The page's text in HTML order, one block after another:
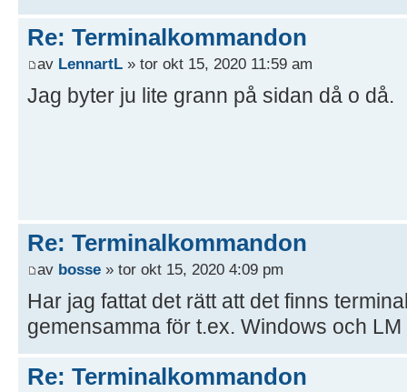
Re: Terminalkommandon
av LennartL » tor okt 15, 2020 11:59 am
Jag byter ju lite grann på sidan då o då.
Re: Terminalkommandon
av bosse » tor okt 15, 2020 4:09 pm
Har jag fattat det rätt att det finns
gemensamma för t.ex. Windows och LM
Re: Terminalkommandon